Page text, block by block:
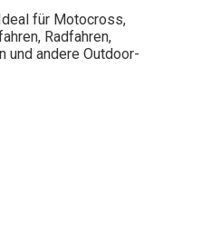
für Motocross,
Radfahren,
und andere Outdoor-